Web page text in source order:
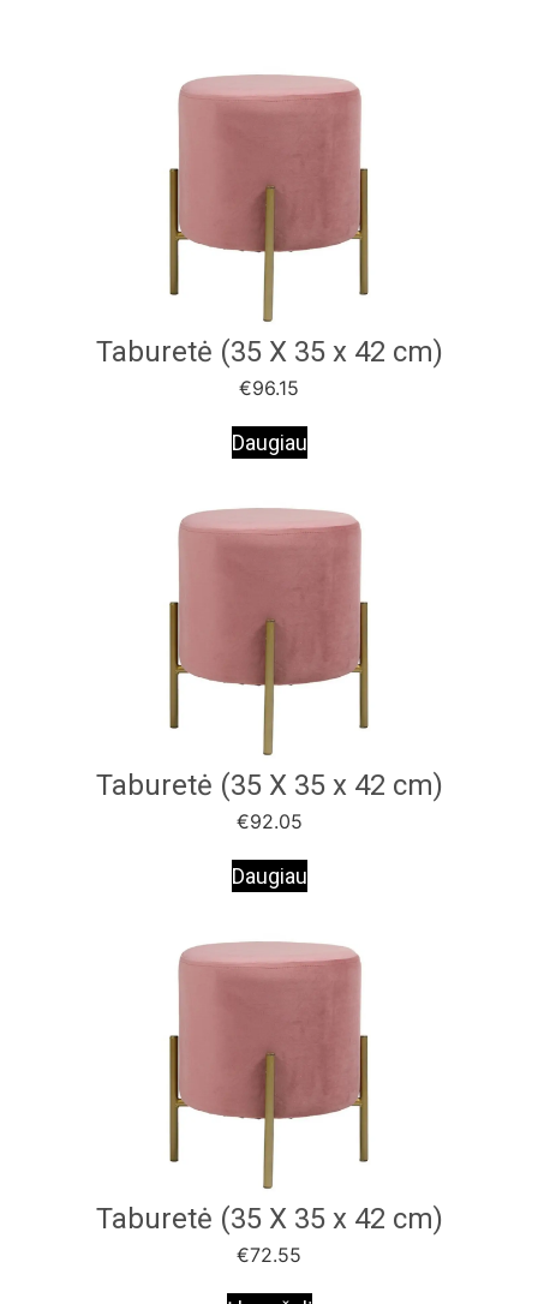
Taburetė (35 X 35 x 42 cm)
€96.15
Daugiau
Taburetė (35 X 35 x 42 cm)
€92.05
Daugiau
Taburetė (35 X 35 x 42 cm)
€72.55